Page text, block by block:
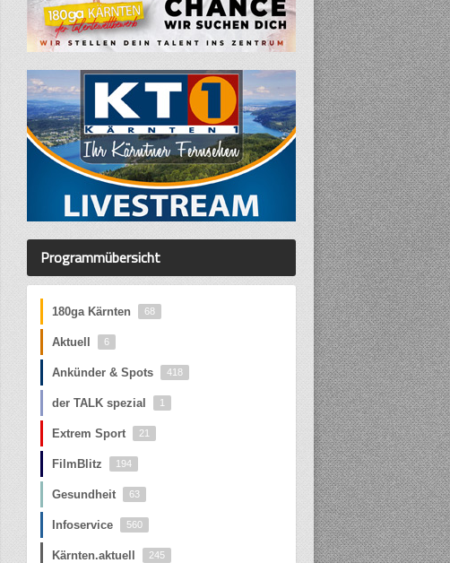
Programmübersicht
180ga Kärnten 68
Aktuell 6
Ankünder & Spots 418
der TALK spezial 1
Extrem Sport 21
FilmBlitz 194
Gesundheit 63
Infoservice 560
Kärnten.aktuell 245